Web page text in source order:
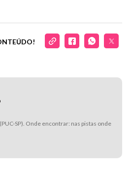
SP). Onde encontrar: nas pistas onde